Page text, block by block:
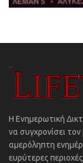
Η Ενημερωτική
να συγχρονίσει
αμερόληπτη
ευρύτερες